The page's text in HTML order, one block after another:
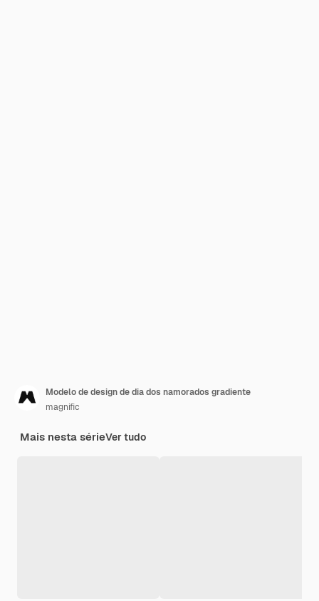
Modelo de design de dia dos namorados gradiente
magnific
Mais nesta sérieVer tudo